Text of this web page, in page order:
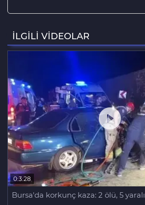
İLGİLİ VİDEOLAR
0:3:28
Bursa'da korkunç kaza: 2 ölü, 5 yaralı